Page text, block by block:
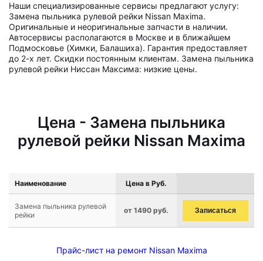
Наши специализированные сервисы предлагают услугу:
Замена пыльника рулевой рейки Nissan Maxima.
Оригинальные и неоригинальные запчасти в наличии.
Автосервисы располагаются в Москве и в ближайшем
Подмосковье (Химки, Балашиха). Гарантия предоставляет
до 2-х лет. Скидки постоянным клиентам. Замена пыльника
рулевой рейки Ниссан Максима: низкие цены.
Цена - Замена пыльника
рулевой рейки Nissan Maxima
Наименование Цена в Руб.
Замена пыльника рулевой
рейки
от 1490 руб. Записаться
Прайс-лист на ремонт Nissan Maxima